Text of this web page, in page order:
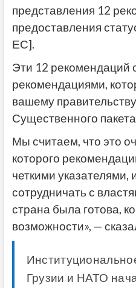
представления 12
предоставления
ЕС].
Эти 12 рекомендаций
рекомендациями,
вашему
Существенного
Мы считаем, что это
которого
четкими
сотрудничать с
страна была готова,
возможности», —
Грузии и НАТО